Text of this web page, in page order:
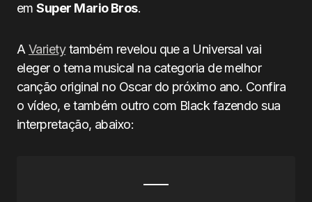
emSuper Mario Bros.
A Varietytambém revelou que a Universal vai
eleger o tema musical na categoria de melhor
canção original no Oscar do próximo ano. Confira
o vídeo, e também outro com Black fazendo sua
interpretação, abaixo: